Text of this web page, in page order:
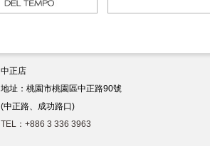
中正店
地址：桃園市桃園區中正路90號
(中正路、成功路口)
TEL：+886 3 336 3963